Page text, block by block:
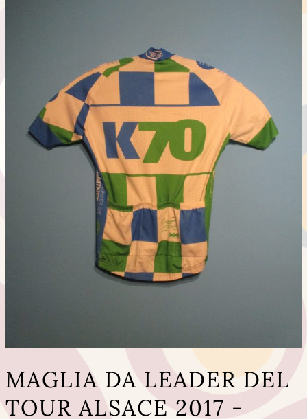
MAGLIA DA LEADER DEL
TOUR ALSACE 2017 -